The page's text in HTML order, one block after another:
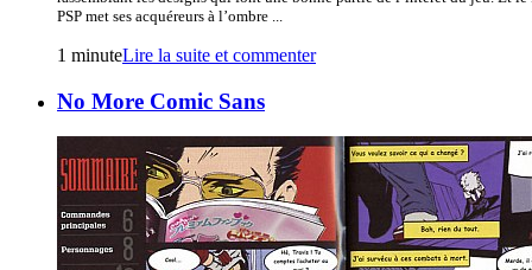
PSP met ses acquéreurs à l’ombre ...
1 minuteLire la suite et commenter
No More Comic Sans